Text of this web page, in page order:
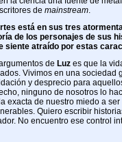
de mainstream.
está en sus tres
de los personajes de sus
siente atraído por estas
de Luz es que la
Vivimos en una sociedad
y desprecio para
ninguno de nosotros lo
exacta de nuestro miedo a
Quiero escribir
No encuentro ese control